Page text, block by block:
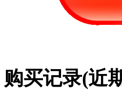
购买记录(近